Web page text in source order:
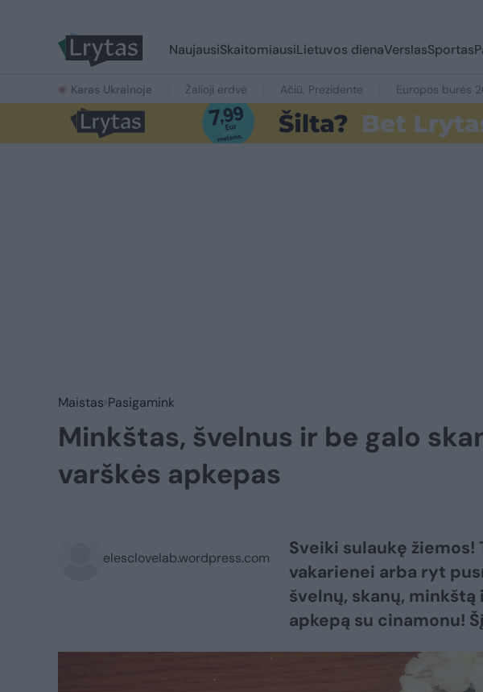
NaujausiSkaitomiausiLietuvos dienaVerslasSportas
Karas Ukrainoje Žalioji erdvė Ačiū, Prezidente Europos burės
Maistas Pasigamink
Minkštas, švelnus ir be galo
varškės apkepas
elesclovelab.wordpress.com
Sveiki sulaukę žiemos!
vakarienei arba ryt
švelnų, skanų,
apkepą su cinamonu!